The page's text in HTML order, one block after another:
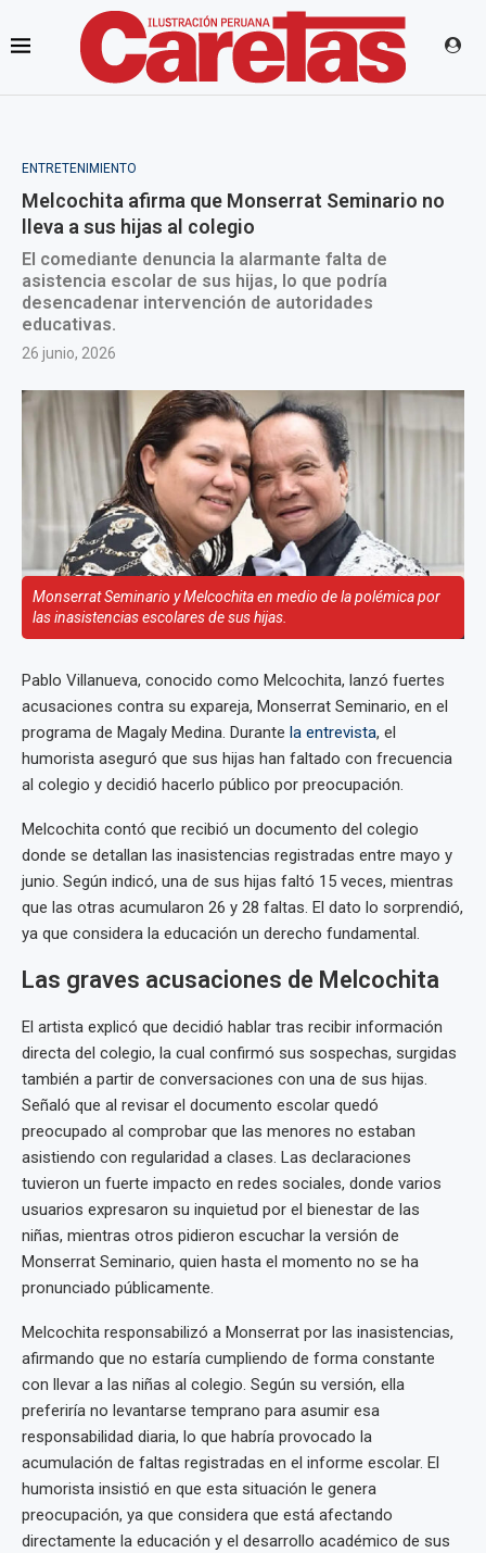
ENTRETENIMIENTO
Melcochita afirma que Monserrat Seminario no
lleva a sus hijas al colegio
El comediante denuncia la alarmante falta de
asistencia escolar de sus hijas, lo que podría
desencadenar intervención de autoridades
educativas.
26 junio, 2026
Monserrat Seminario y Melcochita en medio de la polémica por
las inasistencias escolares de sus hijas.
Pablo Villanueva, conocido como Melcochita, lanzó fuertes
acusaciones contra su expareja, Monserrat Seminario, en el
programa de Magaly Medina. Durante la entrevista, el
humorista aseguró que sus hijas han faltado con frecuencia
al colegio y decidió hacerlo público por preocupación.
Melcochita contó que recibió un documento del colegio
donde se detallan las inasistencias registradas entre mayo y
junio. Según indicó, una de sus hijas faltó 15 veces, mientras
que las otras acumularon 26 y 28 faltas. El dato lo sorprendió,
ya que considera la educación un derecho fundamental.
Las graves acusaciones de Melcochita
El artista explicó que decidió hablar tras recibir información
directa del colegio, la cual confirmó sus sospechas, surgidas
también a partir de conversaciones con una de sus hijas.
Señaló que al revisar el documento escolar quedó
preocupado al comprobar que las menores no estaban
asistiendo con regularidad a clases. Las declaraciones
tuvieron un fuerte impacto en redes sociales, donde varios
usuarios expresaron su inquietud por el bienestar de las
niñas, mientras otros pidieron escuchar la versión de
Monserrat Seminario, quien hasta el momento no se ha
pronunciado públicamente.
Melcochita responsabilizó a Monserrat por las inasistencias,
afirmando que no estaría cumpliendo de forma constante
con llevar a las niñas al colegio. Según su versión, ella
preferiría no levantarse temprano para asumir esa
responsabilidad diaria, lo que habría provocado la
acumulación de faltas registradas en el informe escolar. El
humorista insistió en que esta situación le genera
preocupación, ya que considera que está afectando
directamente la educación y el desarrollo académico de sus